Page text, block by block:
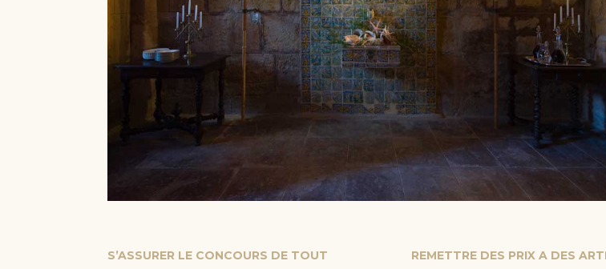
S’ASSURER LE CONCOURS DE TOUT